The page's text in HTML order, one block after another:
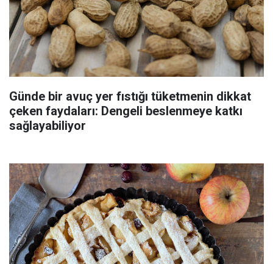
Günde bir avuç yer fıstığı tüketmenin dikkat
çeken faydaları: Dengeli beslenmeye katkı
sağlayabiliyor